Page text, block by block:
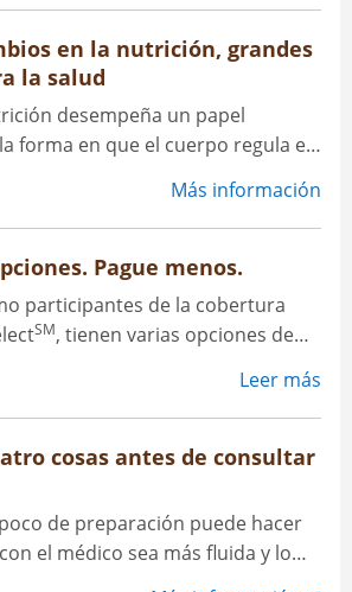
huesos, músculos y bienestar
estas etapas. ¡Sus beneficios
en la nutrición, grandes
la salud
desempeña un papel
forma en que el cuerpo regula el
en sus hábitos nutricionales
real en su salud general.
Más información
Pague menos.
participantes de la cobertura
SM, tienen varias opciones de
una gran diferencia en lo que
Leer más
cosas antes de consultar
de preparación puede hacer
el médico sea más fluida y lo